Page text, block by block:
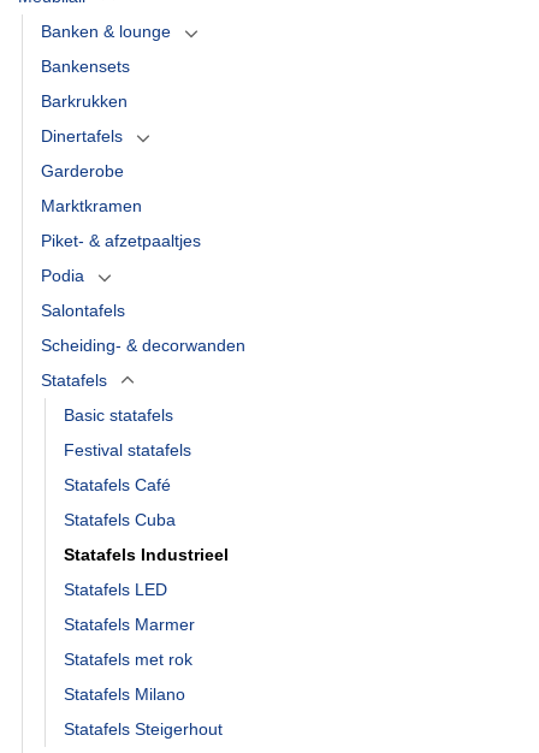
Banken & lounge
Bankensets
Barkrukken
Dinertafels
Garderobe
Marktkramen
Piket- & afzetpaaltjes
Podia
Salontafels
Scheiding- & decorwanden
Statafels
Basic statafels
Festival statafels
Statafels Café
Statafels Cuba
Statafels Industrieel
Statafels LED
Statafels Marmer
Statafels met rok
Statafels Milano
Statafels Steigerhout